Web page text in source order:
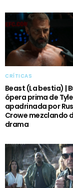
CRÍTICAS
Beast (La bestia) |
ópera prima de
apadrinada por
Crowe mezclando
drama